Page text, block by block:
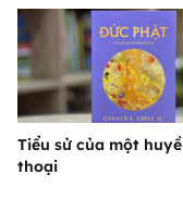
Tiểu sử của một
thoại